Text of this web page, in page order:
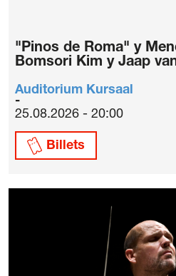
"Pinos de Roma" y
Bomsori Kim y Jaap
Auditorium Kursaal
25.08.2026 - 20:00
Billets